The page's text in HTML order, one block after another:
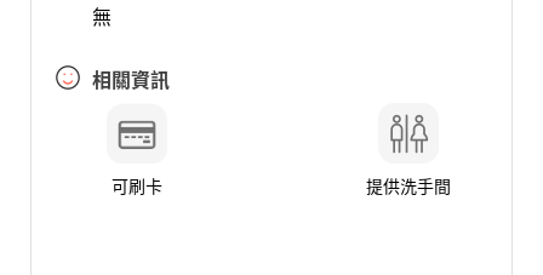
無
相關資訊
可刷卡 提供洗手間